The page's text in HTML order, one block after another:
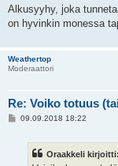
Alkusyyhy, joka
on hyvinkin monessa
Weathertop
Moderaattori
Re: Voiko totuus
V09.09.2018 18:22
Oraakkeli kirjoitti: